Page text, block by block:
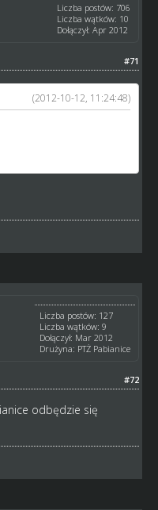
Liczba postów: 706
Liczba wątków: 10
Dołączył: Apr 2012
#71
(2012-10-12, 11:24:48)
Liczba postów: 127
Liczba wątków: 9
Dołączył: Mar 2012
Drużyna: PTŻ Pabianice
#72
odbędzie się